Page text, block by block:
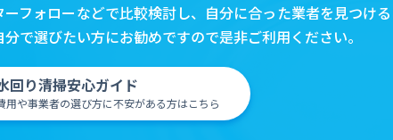
ーフォローなどで比較検討し、自分に合った業者を見つけ
で選びたい方にお勧めですので是非ご利用ください。
回り清掃安心ガイド
用や事業者の選び方に不安がある方はこちら